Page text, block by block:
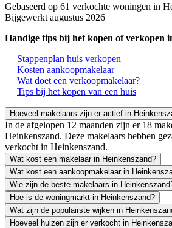
Gebaseerd op 61 verkochte woningen in
Bijgewerkt augustus 2026
Handige tips bij het kopen of verkopen
Stappenplan huis verkopen
Kosten aankoopmakelaar
Wat doet een verkoopmakelaar?
Tips bij het kopen van een huis
Hoeveel makelaars zijn er actief in
In de afgelopen 12 maanden zijn er 18
Heinkenszand. Deze makelaars hebben
verkocht in Heinkenszand.
Wat kost een makelaar in Heinkenszand?
Wat kost een aankoopmakelaar in
Wie zijn de beste makelaars in
Hoe is de woningmarkt in Heinkenszand?
Wat zijn de populairste wijken in
Hoeveel huizen zijn er verkocht in